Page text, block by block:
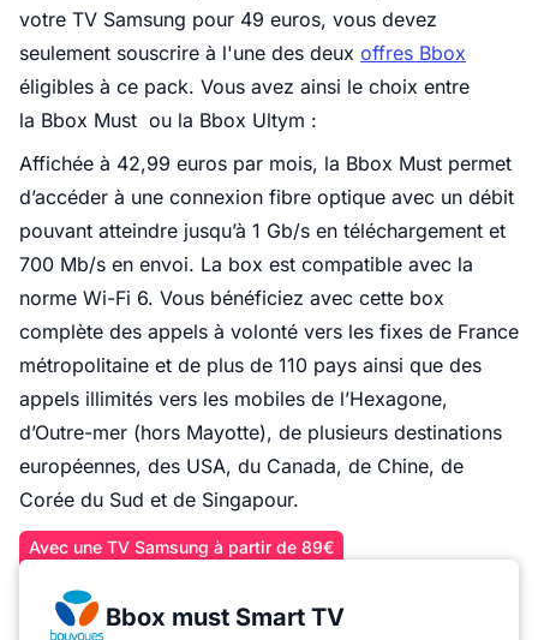
votre TV Samsung pour 49 euros, vous devez
seulement souscrire à l'une des deux offres Bbox
éligibles à ce pack. Vous avez ainsi le choix entre
la Bbox Must ou la Bbox Ultym :
Affichée à 42,99 euros par mois, la Bbox Must permet
d’accéder à une connexion fibre optique avec un débit
pouvant atteindre jusqu’à 1 Gb/s en téléchargement et
700 Mb/s en envoi. La box est compatible avec la
norme Wi-Fi 6. Vous bénéficiez avec cette box
complète des appels à volonté vers les fixes de France
métropolitaine et de plus de 110 pays ainsi que des
appels illimités vers les mobiles de l’Hexagone,
d’Outre-mer (hors Mayotte), de plusieurs destinations
européennes, des USA, du Canada, de Chine, de
Corée du Sud et de Singapour.
Avec une TV Samsung à partir de 89€
Bbox must Smart TV